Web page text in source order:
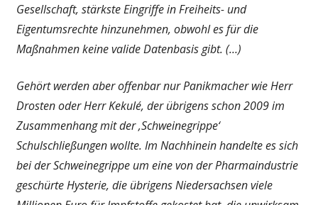
Gesellschaft, stärkste Eingriffe in Freiheits- und
Eigentumsrechte hinzunehmen, obwohl es für die
Maßnahmen keine valide Datenbasis gibt. (…)
Gehört werden aber offenbar nur Panikmacher wie Herr
Drosten oder Herr Kekulé, der übrigens schon 2009 im
Zusammenhang mit der ‚Schweinegrippe‘
Schulschließungen wollte. Im Nachhinein handelte es sich
bei der Schweinegrippe um eine von der Pharmaindustrie
geschürte Hysterie, die übrigens Niedersachsen viele